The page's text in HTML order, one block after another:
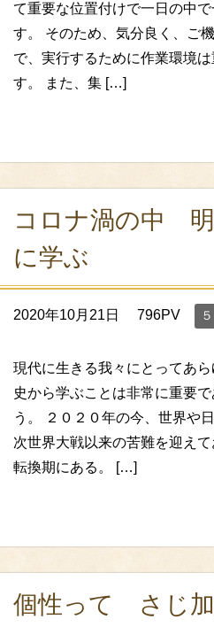
て重要な位置付けで一日の中
す。 そのため、気分良く、ご
で、実行するために作業環境
す。 また、集 […]
コロナ渦の中 明
に学ぶ
2020年10月21日 796PV
現代に生きる我々にとってあ
史から学ぶことは非常に重要
う。 ２０２０年の今、世界や
次世界大戦以来の苦難を迎え
転換期にある。 […]
個性って さじ